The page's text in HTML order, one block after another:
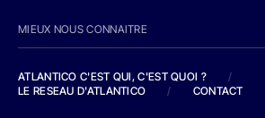
MIEUX NOUS CONNAITRE
ATLANTICO C'EST QUI, C'EST QUOI ?
/
LE RESEAU D'ATLANTICO
/ CONTACT